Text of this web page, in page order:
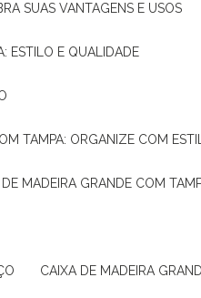
SUAS VANTAGENS E USOS
ESTILO E QUALIDADE
TAMPA: ORGANIZE COM
DE MADEIRA GRANDE COM
CAIXA DE MADEIRA